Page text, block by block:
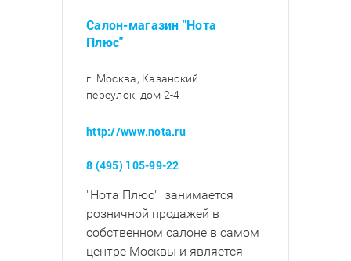
Салон-магазин "Нота
Плюс"
г. Москва, Казанский
переулок, дом 2-4
http://www.nota.ru
8 (495) 105-99-22
"Нота Плюс" занимается
розничной продажей в
собственном салоне в самом
центре Москвы и является